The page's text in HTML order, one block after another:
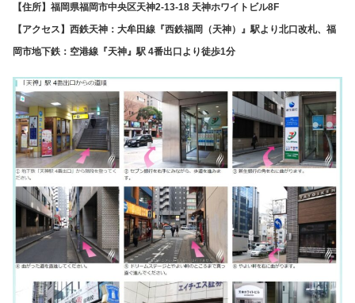
【住所】福岡県福岡市中央区天神2-13-18 天神ホワイトビル8F
【アクセス】西鉄天神：大牟田線『西鉄福岡（天神）』駅より北口改札、福
岡市地下鉄：空港線『天神』駅 4番出口より徒歩1分